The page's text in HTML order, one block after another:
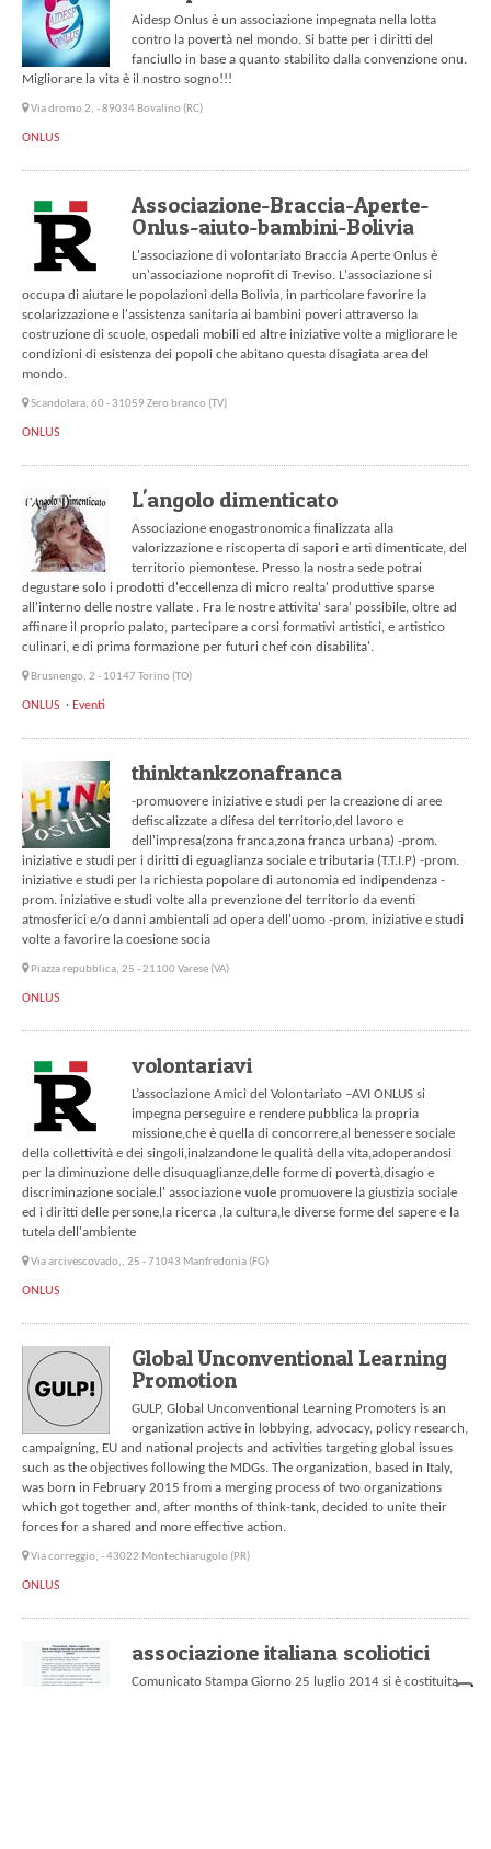
Aidesp Onlus è un associazione impegnata nella lotta
contro la povertà nel mondo. Si batte per i diritti del
fanciullo in base a quanto stabilito dalla convenzione onu.
Migliorare la vita è il nostro sogno!!!
Via dromo 2, - 89034 Bovalino (RC)
ONLUS
Associazione-Braccia-Aperte-
Onlus-aiuto-bambini-Bolivia
L'associazione di volontariato Braccia Aperte Onlus è
un'associazione noprofit di Treviso. L'associazione si
occupa di aiutare le popolazioni della Bolivia, in particolare favorire la
scolarizzazione e l'assistenza sanitaria ai bambini poveri attraverso la
costruzione di scuole, ospedali mobili ed altre iniziative volte a migliorare le
condizioni di esistenza dei popoli che abitano questa disagiata area del
mondo.
Scandolara, 60 - 31059 Zero branco (TV)
ONLUS
L'angolo dimenticato
Associazione enogastronomica finalizzata alla
valorizzazione e riscoperta di sapori e arti dimenticate, del
territorio piemontese. Presso la nostra sede potrai
degustare solo i prodotti d'eccellenza di micro realta' produttive sparse
all'interno delle nostre vallate . Fra le nostre attivita' sara' possibile, oltre ad
affinare il proprio palato, partecipare a corsi formativi artistici, e artistico
culinari, e di prima formazione per futuri chef con disabilita'.
Brusnengo, 2 - 10147 Torino (TO)
ONLUS Eventi
thinktankzonafranca
-promuovere iniziative e studi per la creazione di aree
defiscalizzate a difesa del territorio,del lavoro e
dell'impresa(zona franca,zona franca urbana) -prom.
iniziative e studi per i diritti di eguaglianza sociale e tributaria (T.T.I.P) -prom.
iniziative e studi per la richiesta popolare di autonomia ed indipendenza -
prom. iniziative e studi volte alla prevenzione del territorio da eventi
atmosferici e/o danni ambientali ad opera dell'uomo -prom. iniziative e studi
volte a favorire la coesione socia
Piazza repubblica, 25 - 21100 Varese (VA)
ONLUS
volontariavi
L’associazione Amici del Volontariato –AVI ONLUS si
impegna perseguire e rendere pubblica la propria
missione,che è quella di concorrere,al benessere sociale
della collettività e dei singoli,inalzandone le qualità della vita,adoperandosi
per la diminuzione delle disuquaglianze,delle forme di povertà,disagio e
discriminazione sociale.l' associazione vuole promuovere la giustizia sociale
ed i diritti delle persone,la ricerca ,la cultura,le diverse forme del sapere e la
tutela dell'ambiente
Via arcivescovado,, 25 - 71043 Manfredonia (FG)
ONLUS
Global Unconventional Learning
Promotion
GULP, Global Unconventional Learning Promoters is an
organization active in lobbying, advocacy, policy research,
campaigning, EU and national projects and activities targeting global issues
such as the objectives following the MDGs. The organization, based in Italy,
was born in February 2015 from a merging process of two organizations
which got together and, after months of think-tank, decided to unite their
forces for a shared and more effective action.
Via correggio, - 43022 Montechiarugolo (PR)
ONLUS
associazione italiana scoliotici
Comunicato Stampa Giorno 25 luglio 2014 si è costituita